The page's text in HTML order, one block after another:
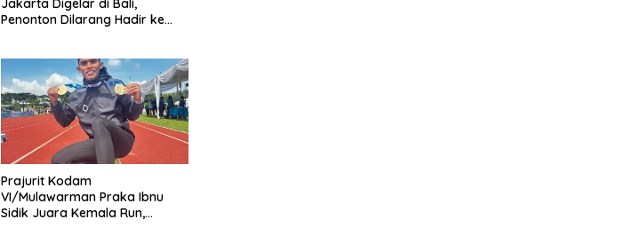
Jakarta Digelar di Bali,
Penonton Dilarang Hadir ke
Prajurit Kodam
VI/Mulawarman Praka Ibnu
Sidik Juara Kemala Run,